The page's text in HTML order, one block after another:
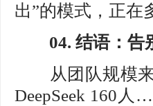
出”的模式，正在
04. 结语：告
从团队规模来
DeepSeek 160